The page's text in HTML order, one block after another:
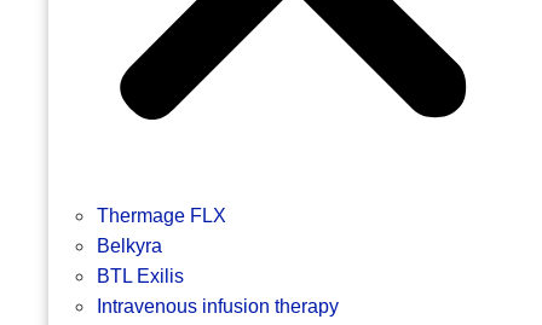
Thermage FLX
Belkyra
BTL Exilis
Intravenous infusion therapy